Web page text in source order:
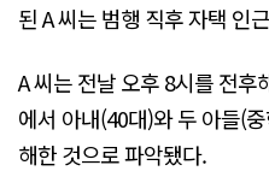
된 A 씨는 범행 직후 자택 인
A 씨는 전날 오후 8시를 전
에서 아내(40대)와 두 아들(
해한 것으로 파악됐다.